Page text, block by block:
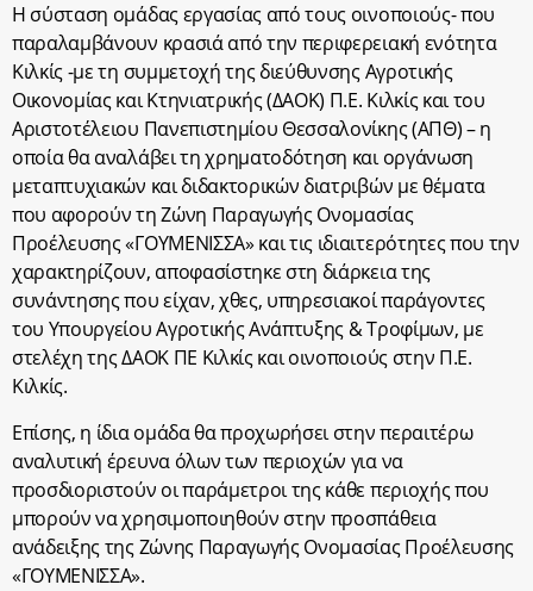
Η σύσταση ομάδας εργασίας από τους οινοποιούς- που
παραλαμβάνουν κρασιά από την περιφερειακή ενότητα
Κιλκίς -με τη συμμετοχή της διεύθυνσης Αγροτικής
Οικονομίας και Κτηνιατρικής (ΔΑΟΚ) Π.Ε. Κιλκίς και του
Αριστοτέλειου Πανεπιστημίου Θεσσαλονίκης (ΑΠΘ) – η
οποία θα αναλάβει τη χρηματοδότηση και οργάνωση
μεταπτυχιακών και διδακτορικών διατριβών με θέματα
που αφορούν τη Ζώνη Παραγωγής Ονομασίας
Προέλευσης «ΓΟΥΜΕΝΙΣΣΑ» και τις ιδιαιτερότητες που την
χαρακτηρίζουν, αποφασίστηκε στη διάρκεια της
συνάντησης που είχαν, χθες, υπηρεσιακοί παράγοντες
του Υπουργείου Αγροτικής Ανάπτυξης & Τροφίμων, με
στελέχη της ΔΑΟΚ ΠΕ Κιλκίς και οινοποιούς στην Π.Ε.
Κιλκίς.
Επίσης, η ίδια ομάδα θα προχωρήσει στην περαιτέρω
αναλυτική έρευνα όλων των περιοχών για να
προσδιοριστούν οι παράμετροι της κάθε περιοχής που
μπορούν να χρησιμοποιηθούν στην προσπάθεια
ανάδειξης της Ζώνης Παραγωγής Ονομασίας Προέλευσης
«ΓΟΥΜΕΝΙΣΣΑ».